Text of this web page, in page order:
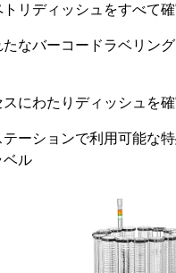
トリディッシュをすべて
なバーコードラベリン
にわたりディッシュを確
テーションで利用可能な
ベル